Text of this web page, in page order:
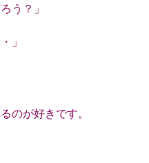
う？」
」
のが好きです。